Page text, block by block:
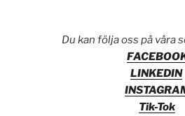
Du kan följa oss på våra
LINKEDIN
Tik-Tok